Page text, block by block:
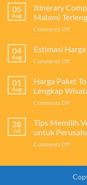
untuk
dan
Outing
ke
Jogja
Super
untuk
05
Aug
Itinerary
Malam)
Comments Offon
Jogja
(2
Hari
&
04
Aug
Estimasi
Comments Offon
Harga
Paket
Tour
Jogja
–
Dejogja
01
Aug
Harga Paket
Lengkap
Comments Offon
Paket
Tour
Jogja
Terbaru
Wisata
28
Jul
Tips Memilih
untuk
Comments Offon
dan